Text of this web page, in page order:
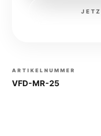
ARTIKELNUMMER
VFD-MR-25